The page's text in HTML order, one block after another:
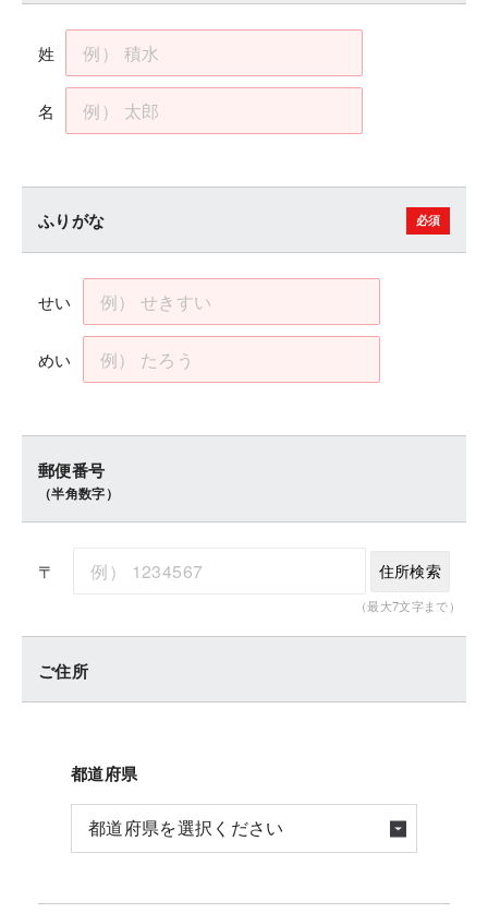
姓
名
ふりがな
せい
めい
郵便番号
（半角数字）
〒
（最大7文字まで）
住所検索
ご住所
都道府県